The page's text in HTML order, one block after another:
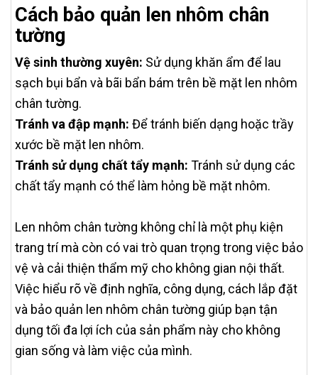
Cách bảo quản len nhôm chân
tường
Vệ sinh thường xuyên: Sử dụng khăn ẩm để lau
sạch bụi bẩn và bãi bẩn bám trên bề mặt len nhôm
chân tường.
Tránh va đập mạnh: Để tránh biến dạng hoặc trầy
xước bề mặt len nhôm.
Tránh sử dụng chất tẩy mạnh: Tránh sử dụng các
chất tẩy mạnh có thể làm hỏng bề mặt nhôm.
Len nhôm chân tường không chỉ là một phụ kiện
trang trí mà còn có vai trò quan trọng trong việc bảo
vệ và cải thiện thẩm mỹ cho không gian nội thất.
Việc hiểu rõ về định nghĩa, công dụng, cách lắp đặt
và bảo quản len nhôm chân tường giúp bạn tận
dụng tối đa lợi ích của sản phẩm này cho không
gian sống và làm việc của mình.